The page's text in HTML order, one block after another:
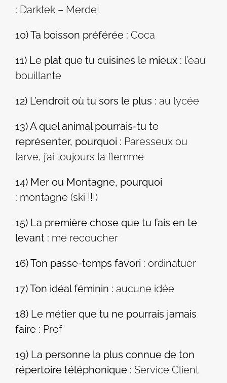
: Darktek – Merde!
10) Ta boisson préférée : Coca
11) Le plat que tu cuisines le mieux : l’eau
bouillante
12) L’endroit où tu sors le plus : au lycée
13) A quel animal pourrais-tu te
représenter, pourquoi : Paresseux ou
larve, j’ai toujours la flemme
14) Mer ou Montagne, pourquoi
: montagne (ski !!!)
15) La première chose que tu fais en te
levant : me recoucher
16) Ton passe-temps favori : ordinatuer
17) Ton idéal féminin : aucune idée
18) Le métier que tu ne pourrais jamais
faire : Prof
19) La personne la plus connue de ton
répertoire téléphonique : Service Client